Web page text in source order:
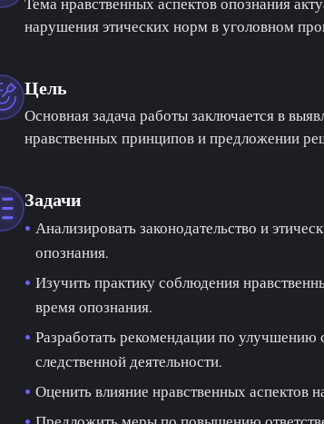
нарушения этических норм в уголовном
Цель
Основная задача работы заключается в
нравственных принципов и предложении
Задачи
Анализировать законодательство и
опознания.
Изучить практику соблюдения
время опознания.
Разработать рекомендации по улучшению
следственной деятельности.
Оценить влияние нравственных аспектов